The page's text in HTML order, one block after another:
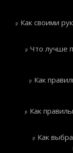
Как своими
Что лучше
Как
Как
Как